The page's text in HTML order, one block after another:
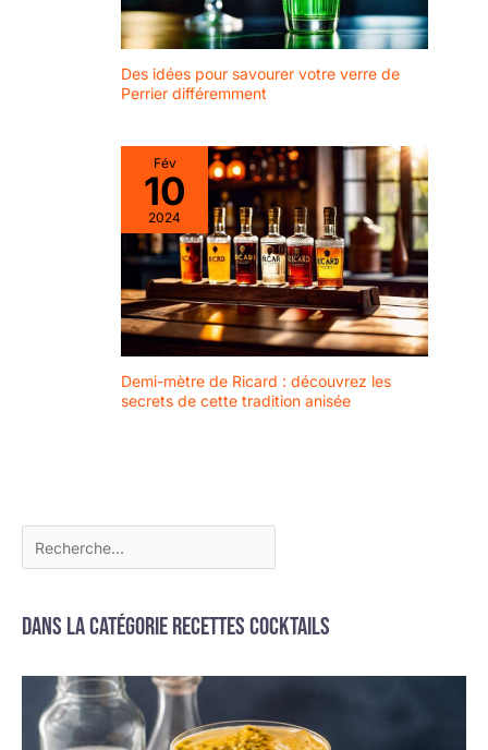
Des idées pour savourer votre verre de
Perrier différemment
Fév
10
2024
Demi-mètre de Ricard : découvrez les
secrets de cette tradition anisée
Dans la catégorie Recettes cocktails